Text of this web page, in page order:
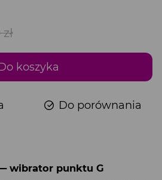
koszyka
Do porównania
wibrator punktu G